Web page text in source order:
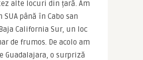
alte locuri din țară. Am
până în Cabo san
California Sur, un loc
de frumos. De acolo am
Guadalajara, o surpriză